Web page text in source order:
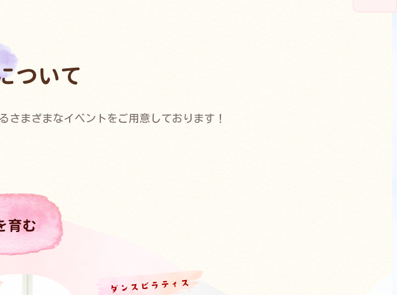
ついて
さまざまなイベントをご用意しております！
育む
ダンスピラティス